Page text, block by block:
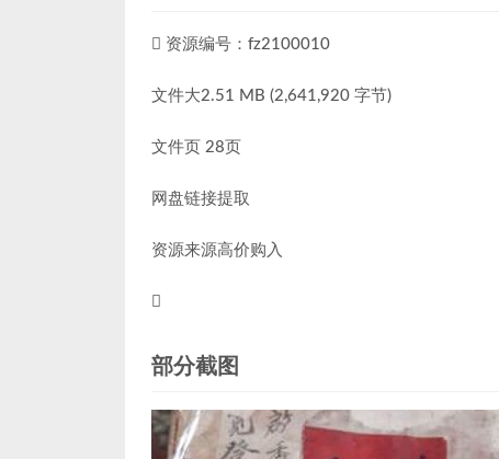
资源编号：fz2100010
文件大2.51 MB (2,641,920 字节)
文件页 28页
网盘链接提取
资源来源高价购入
部分截图